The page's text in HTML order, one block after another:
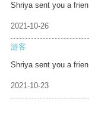
Shriya sent you a frien
2021-10-26
游客
Shriya sent you a frien
2021-10-23